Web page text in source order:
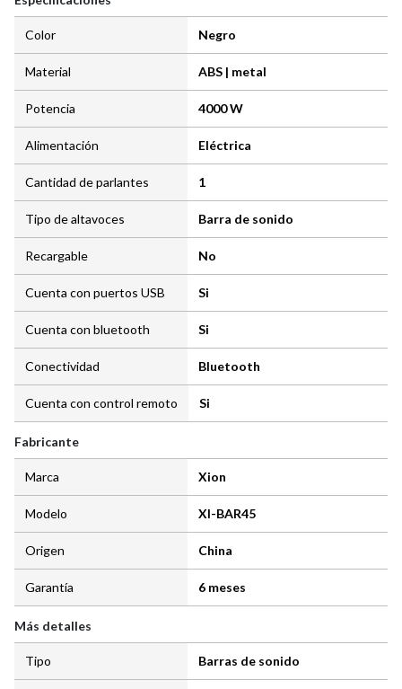
Color Negro
Material ABS | metal
Potencia 4000 W
Alimentación Eléctrica
Cantidad de parlantes 1
Tipo de altavoces Barra de sonido
Recargable No
Cuenta con puertos USB Si
Cuenta con bluetooth Si
Conectividad Bluetooth
Cuenta con control remoto Si
Fabricante
Marca Xion
Modelo XI-BAR45
Origen China
Garantía 6 meses
Más detalles
Tipo Barras de sonido